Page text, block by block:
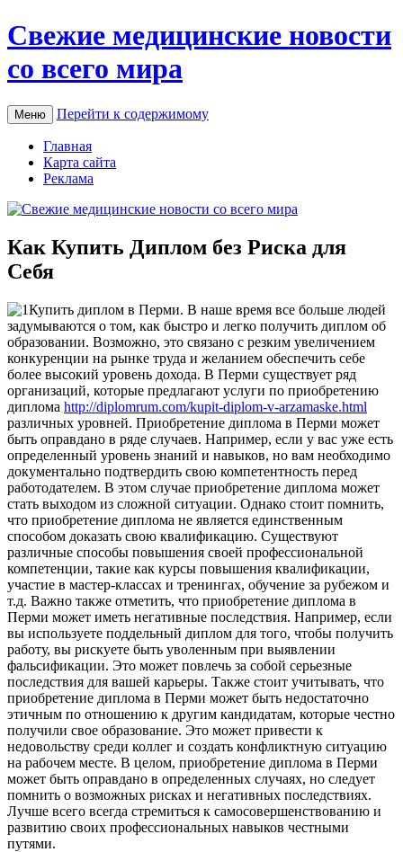
Свежие медицинские новости
со всего мира
Меню Перейти к содержимому
Главная
Карта сайта
Реклама
Как Купить Диплом без Риска для
Себя
Купить диплoм в Пeрми. В наше время все больше людей
задумываются о том, как быстро и легко получить диплом об
образовании. Возможно, это связано с резким увеличением
конкуренции на рынке труда и желанием обеспечить себе
более высокий уровень дохода. В Перми существует ряд
организаций, которые предлагают услуги по приобретению
диплома http://diplomrum.com/kupit-diplom-v-arzamaske.html
различных уровней. Приобретение диплома в Перми может
быть оправдано в ряде случаев. Например, если у вас уже есть
определенный уровень знаний и навыков, но вам необходимо
документально подтвердить свою компетентность перед
работодателем. В этом случае приобретение диплома может
стать выходом из сложной ситуации. Однако стоит помнить,
что приобретение диплома не является единственным
способом доказать свою квалификацию. Существуют
различные способы повышения своей профессиональной
компетенции, такие как курсы повышения квалификации,
участие в мастер-классах и тренингах, обучение за рубежом и
т.д. Важно также отметить, что приобретение диплома в
Перми может иметь негативные последствия. Например, если
вы используете поддельный диплом для того, чтобы получить
работу, вы рискуете быть уволенным при выявлении
фальсификации. Это может повлечь за собой серьезные
последствия для вашей карьеры. Также стоит учитывать, что
приобретение диплома в Перми может быть недостаточно
этичным по отношению к другим кандидатам, которые честно
получили свое образование. Это может привести к
недовольству среди коллег и создать конфликтную ситуацию
на рабочем месте. В целом, приобретение диплома в Перми
может быть оправдано в определенных случаях, но следует
помнить о возможных рисках и негативных последствиях.
Лучше всего всегда стремиться к самосовершенствованию и
развитию своих профессиональных навыков честными
путями.